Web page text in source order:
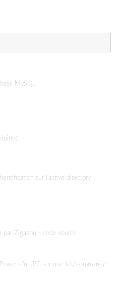
MySQL
sur l'active directory
par Zigazou - code source
d'un PC sur une télécommande